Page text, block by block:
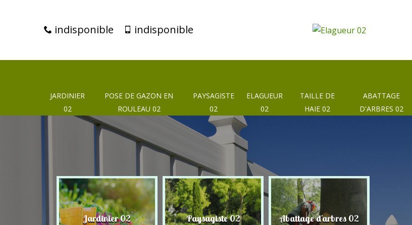
indisponible indisponible
JARDINIER
02
POSE DE GAZON EN
ROULEAU 02
PAYSAGISTE
02
ELAGUEUR
02
TAILLE DE
HAIE 02
ABATTAGE
D'ARBRES 02
Jardinier 02 Paysagiste 02 Abattage d'arbres 02